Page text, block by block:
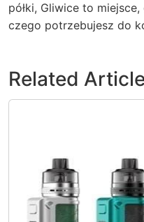
półki, Gliwice to
czego potrzebujesz do
Related